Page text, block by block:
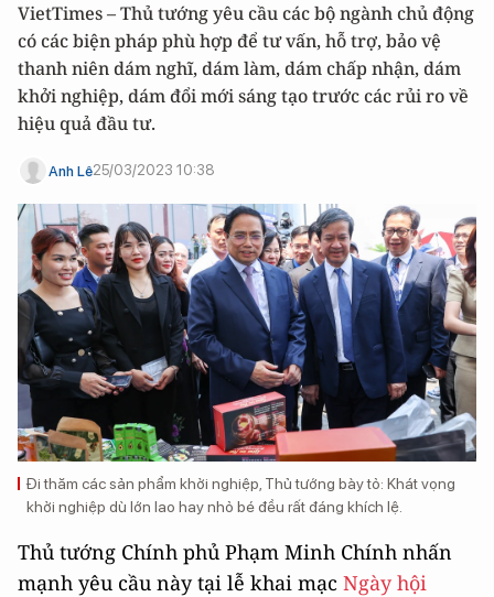
VietTimes – Thủ tướng yêu cầu các bộ ngành chủ động
có các biện pháp phù hợp để tư vấn, hỗ trợ, bảo vệ
thanh niên dám nghĩ, dám làm, dám chấp nhận, dám
khởi nghiệp, dám đổi mới sáng tạo trước các rủi ro về
hiệu quả đầu tư.
Anh Lê25/03/2023 10:38
Đi thăm các sản phẩm khởi nghiệp, Thủ tướng bày tỏ: Khát vọng
khởi nghiệp dù lớn lao hay nhỏ bé đều rất đáng khích lệ.
Thủ tướng Chính phủ Phạm Minh Chính nhấn
mạnh yêu cầu này tại lễ khai mạc Ngày hội